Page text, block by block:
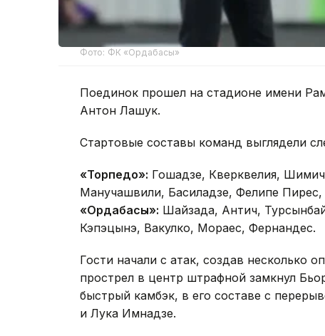
Фото: ФК «Ордабасы»
Поединок прошел на стадионе имени
Антон Лашук.
Стартовые составы команд выглядели
«Торпедо»: Гошадзе, Кверквелия,
Манучашвили, Басиладзе, Фелипе
«Ордабасы»: Шайзада, Антич,
Кэпэцынэ, Вакулко, Мораес, Фернандес.
Гости начали с атак, создав несколько
прострел в центр штрафной замкнул
быстрый камбэк, в его составе с
и Лука Имнадзе.